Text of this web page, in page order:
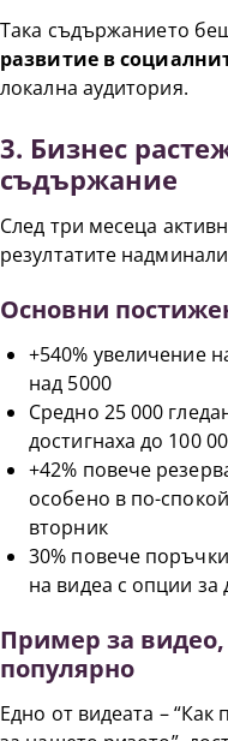
Така съдържанието
развитие в
локална аудитория.
3. Бизнес
съдържание
След три месеца
резултатите
Основни
+540% увеличение
над 5000
Средно 25 000
достигнаха до 100
+42% повече
особено в по-
вторник
30% повече
на видеа с опции за
Пример за видео,
популярно
Едно от видеата –